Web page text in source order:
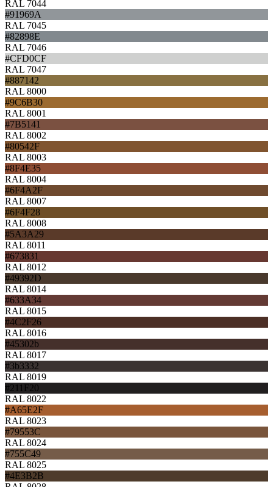
RAL 7044
#91969A
RAL 7045
#82898E
RAL 7046
#CFD0CF
RAL 7047
#887142
RAL 8000
#9C6B30
RAL 8001
#7B5141
RAL 8002
#80542F
RAL 8003
#8F4E35
RAL 8004
#6F4A2F
RAL 8007
#6F4F28
RAL 8008
#5A3A29
RAL 8011
#673831
RAL 8012
#49392D
RAL 8014
#633A34
RAL 8015
#4C2F26
RAL 8016
#45302b
RAL 8017
#3b3332
RAL 8019
#211F20
RAL 8022
#A65E2F
RAL 8023
#79553C
RAL 8024
#755C49
RAL 8025
#4E3B2B